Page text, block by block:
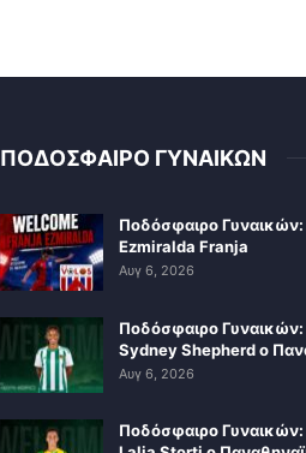
ΠΟΔΟΣΦΑΙΡΟ ΓΥΝΑΙΚΩΝ
Ποδόσφαιρο Γυναικών:
Ezmiralda Franja
Αυγ 6, 2026
Ποδόσφαιρο
Sydney Shepherd ο
Αυγ 6, 2026
Ποδόσφαιρο